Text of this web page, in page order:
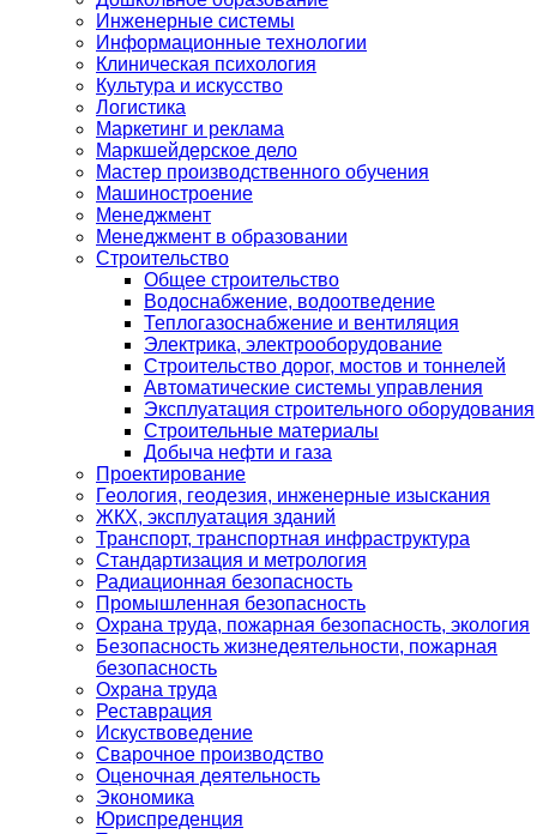
Инженерные системы
Информационные технологии
Клиническая психология
Культура и искусство
Логистика
Маркетинг и реклама
Маркшейдерское дело
Мастер производственного обучения
Машиностроение
Менеджмент
Менеджмент в образовании
Строительство
Общее строительство
Водоснабжение, водоотведение
Теплогазоснабжение и вентиляция
Электрика, электрооборудование
Строительство дорог, мостов и тоннелей
Автоматические системы управления
Эксплуатация строительного оборудования
Строительные материалы
Добыча нефти и газа
Проектирование
Геология, геодезия, инженерные изыскания
ЖКХ, эксплуатация зданий
Транспорт, транспортная инфраструктура
Стандартизация и метрология
Радиационная безопасность
Промышленная безопасность
Охрана труда, пожарная безопасность, экология
Безопасность жизнедеятельности, пожарная
безопасность
Охрана труда
Реставрация
Искуствоведение
Сварочное производство
Оценочная деятельность
Экономика
Юриспреденция